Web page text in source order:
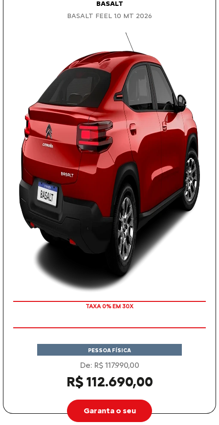
BASALT
BASALT FEEL 1.0 MT 2026
TAXA 0% EM 30X
PESSOA FÍSICA
De: R$ 117.990,00
R$ 112.690,00
Garanta o seu